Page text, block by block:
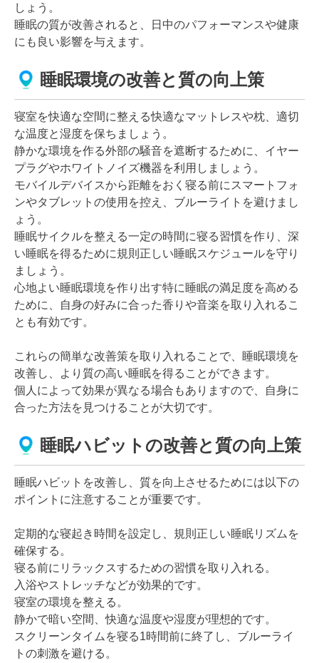
しょう。
睡眠の質が改善されると、日中のパフォーマンスや健康
にも良い影響を与えます。
睡眠環境の改善と質の向上策
寝室を快適な空間に整える快適なマットレスや枕、適切
な温度と湿度を保ちましょう。
静かな環境を作る外部の騒音を遮断するために、イヤー
プラグやホワイトノイズ機器を利用しましょう。
モバイルデバイスから距離をおく寝る前にスマートフォ
ンやタブレットの使用を控え、ブルーライトを避けまし
ょう。
睡眠サイクルを整える一定の時間に寝る習慣を作り、深
い睡眠を得るために規則正しい睡眠スケジュールを守り
ましょう。
心地よい睡眠環境を作り出す特に睡眠の満足度を高める
ために、自身の好みに合った香りや音楽を取り入れるこ
とも有効です。
これらの簡単な改善策を取り入れることで、睡眠環境を
改善し、より質の高い睡眠を得ることができます。
個人によって効果が異なる場合もありますので、自身に
合った方法を見つけることが大切です。
睡眠ハビットの改善と質の向上策
睡眠ハビットを改善し、質を向上させるためには以下の
ポイントに注意することが重要です。
定期的な寝起き時間を設定し、規則正しい睡眠リズムを
確保する。
寝る前にリラックスするための習慣を取り入れる。
入浴やストレッチなどが効果的です。
寝室の環境を整える。
静かで暗い空間、快適な温度や湿度が理想的です。
スクリーンタイムを寝る1時間前に終了し、ブルーライ
トの刺激を避ける。